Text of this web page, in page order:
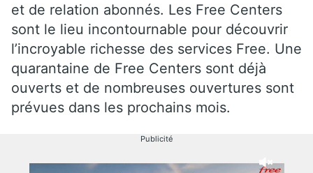
et de relation abonnés. Les Free Centers
sont le lieu incontournable pour découvrir
l’incroyable richesse des services Free. Une
quarantaine de Free Centers sont déjà
ouverts et de nombreuses ouvertures sont
prévues dans les prochains mois.
Publicité